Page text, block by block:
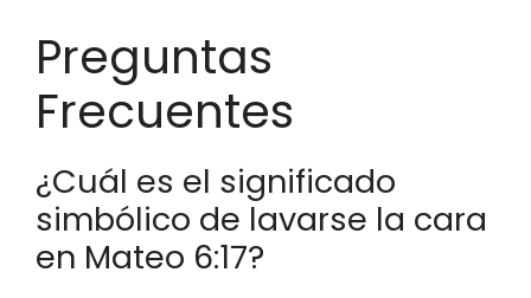
Preguntas
Frecuentes
¿Cuál es el significado
simbólico de lavarse la cara
en Mateo 6:17?